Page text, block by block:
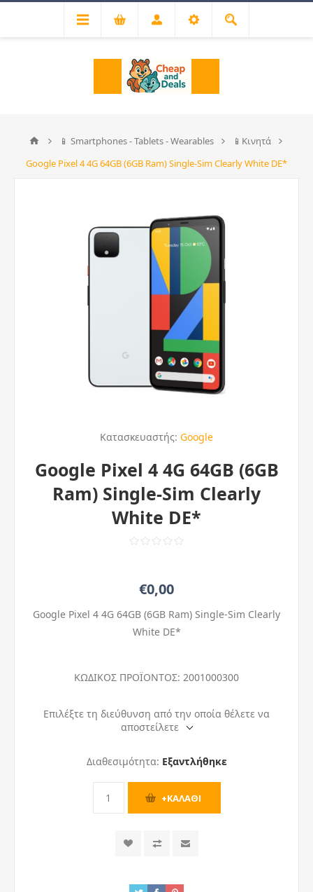
📱 Smartphones - Tablets - Wearables
📱Κινητά
Google Pixel 4 4G 64GB (6GB Ram) Single-Sim Clearly White DE*
Κατασκευαστής: Google
Google Pixel 4 4G 64GB (6GB
Ram) Single-Sim Clearly
White DE*
€0,00
Google Pixel 4 4G 64GB (6GB Ram) Single-Sim Clearly
White DE*
ΚΩΔΙΚΟΣ ΠΡΟΪΟΝΤΟΣ: 2001000300
Επιλέξτε τη διεύθυνση από την οποία θέλετε να
αποστείλετε
Διαθεσιμότητα: Εξαντλήθηκε